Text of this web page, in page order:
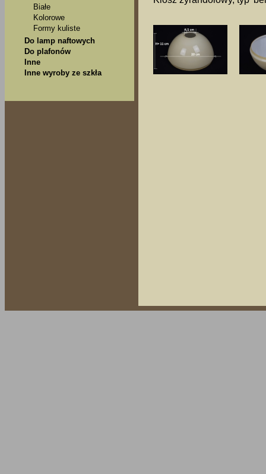
Białe
Kolorowe
Formy kuliste
Do lamp naftowych
Do plafonów
Inne
Inne wyroby ze szkła